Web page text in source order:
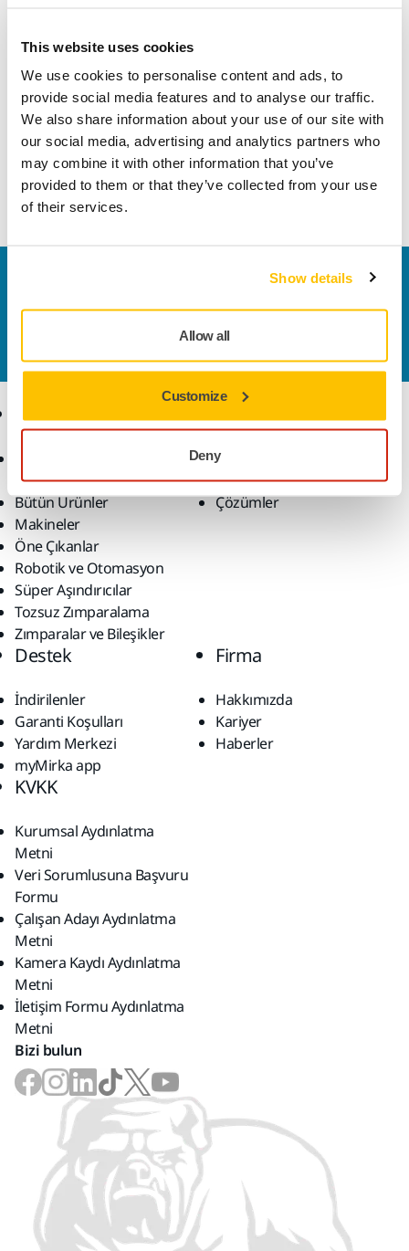
This website uses cookies
We use cookies to personalise content and ads, to
provide social media features and to analyse our traffic.
We also share information about your use of our site with
our social media, advertising and analytics partners who
may combine it with other information that you’ve
provided to them or that they’ve collected from your use
of their services.
Show details
Allow all
Customize
Deny
Ürün bilgileri
İndirmeler
Hem çelik hem de paslanmaz çelik uygulamaları için özel
olarak tasarlanmış güçlü kaba taşlama diski. Yüzey, kenar ve
kaynak dikişlerinin taşlanması için.
Daha fazla bilgi edinmek ister misiniz? Lütfen bizimle
ve uzman ekibimiz sorularınızı
Ürünler
Malzemeler
Bütün Ürünler
Makineler
Öne Çıkanlar
Robotik ve Otomasyon
Süper Aşındırıcılar
Tozsuz Zımparalama
Zımparalar ve Bileşikler
Uzmanlık
Sektörler
Uygulamalar
Çözümler
Destek
İndirilenler
Garanti Koşulları
Yardım Merkezi
myMirka app
Firma
Hakkımızda
Kariyer
Haberler
KVKK
Kurumsal Aydınlatma
Metni
Veri Sorumlusuna Başvuru
Formu
Çalışan Adayı Aydınlatma
Metni
Kamera Kaydı Aydınlatma
Metni
İletişim Formu Aydınlatma
Metni
Bizi bulun